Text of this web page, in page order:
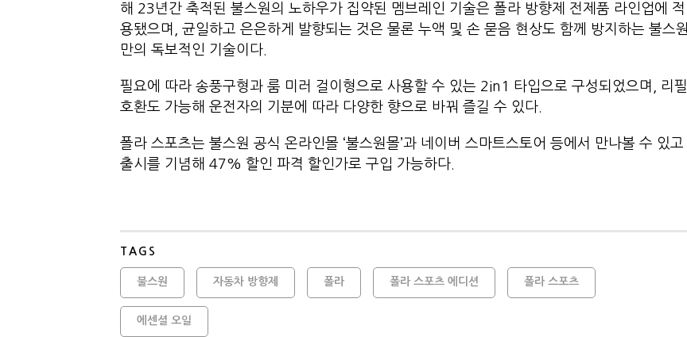
해 23년간 축적된 불스원의 노하우가 집약된 멤브레인 기술은 폴라 방향제 전제품 라인업에 적
용됐으며, 균일하고 은은하게 발향되는 것은 물론 누액 및 손 묻음 현상도 함께 방지하는 불스원
만의 독보적인 기술이다.
필요에 따라 송풍구형과 룸 미러 걸이형으로 사용할 수 있는 2in1 타입으로 구성되었으며, 리필
호환도 가능해 운전자의 기분에 따라 다양한 향으로 바꿔 즐길 수 있다.
폴라 스포츠는 불스원 공식 온라인몰 ‘불스원몰’과 네이버 스마트스토어 등에서 만나볼 수 있고
출시를 기념해 47% 할인 파격 할인가로 구입 가능하다.
TAGS
불스원 자동차 방향제 폴라 폴라 스포츠 에디션 폴라 스포츠
에센셜 오일